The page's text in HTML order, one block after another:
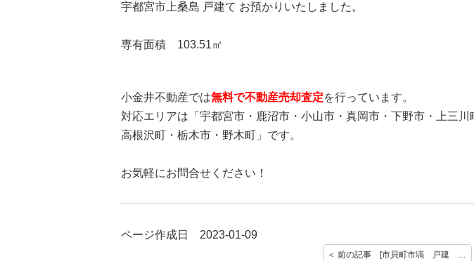
媒介契約の種類とは 売却の不動産会社選び
宇都宮市上桑島 戸建て お預かりいたしました。
専有面積 103.51㎡
小金井不動産では無料で不動産売却査定を行っています。
対応エリアは「宇都宮市・鹿沼市・小山市・真岡市・下野市・上三川
高根沢町・栃木市・野木町」です。
お気軽にお問合せください！
ページ作成日 2023-01-09
＜ 前の記事 [市貝町市塙 戸建 お預かりいたしました！]